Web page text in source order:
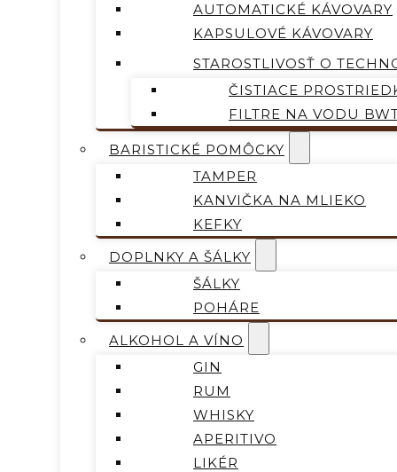
AUTOMATICKÉ KÁVOVARY
KAPSULOVÉ KÁVOVARY
STAROSTLIVOSŤ O
ČISTIACE
FILTRE NA VODU
BARISTICKÉ POMÔCKY
TAMPER
KANVIČKA NA MLIEKO
KEFKY
DOPLNKY A ŠÁLKY
ŠÁLKY
POHÁRE
ALKOHOL A VÍNO
GIN
RUM
WHISKY
APERITIVO
LIKÉR